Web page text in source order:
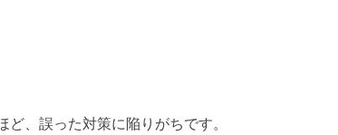
、誤った対策に陥りがちです。